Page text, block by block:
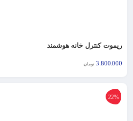
ریموت کنترل خانه هوشمند
3.800.000 تومان
22%